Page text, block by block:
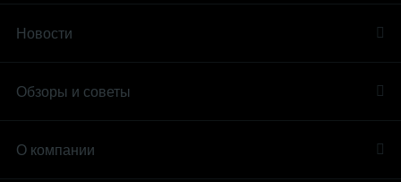
Новости
Обзоры и советы
О компании